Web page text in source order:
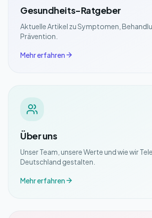
Gesundheits-Ratgeber
Aktuelle Artikel zu Symptomen,
Prävention.
Mehr erfahren
Über uns
Unser Team, unsere Werte und wie wir
Deutschland gestalten.
Mehr erfahren